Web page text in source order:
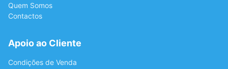
Quem Somos
Contactos
Apoio ao Cliente
Condições de Venda